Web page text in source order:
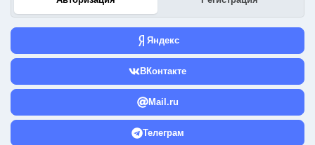
Яндекс
ВКонтакте
Mail.ru
Телеграм